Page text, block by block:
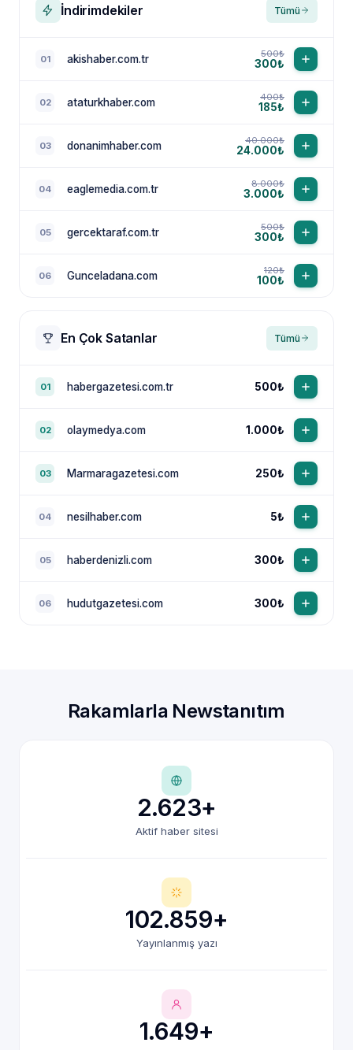
İndirimdekiler Tümü
01 akishaber.com.tr 500₺
300₺
02 ataturkhaber.com 400₺
185₺
03 donanimhaber.com 40.000₺
24.000₺
04 eaglemedia.com.tr 8.000₺
3.000₺
05 gercektaraf.com.tr 500₺
300₺
06 Gunceladana.com 120₺
100₺
En Çok Satanlar Tümü
01 habergazetesi.com.tr 500₺
02 olaymedya.com 1.000₺
03 Marmaragazetesi.com 250₺
04 nesilhaber.com 5₺
05 haberdenizli.com 300₺
06 hudutgazetesi.com 300₺
Rakamlarla Newstanıtım
2.623+
Aktif haber sitesi
102.859+
Yayınlanmış yazı
1.649+